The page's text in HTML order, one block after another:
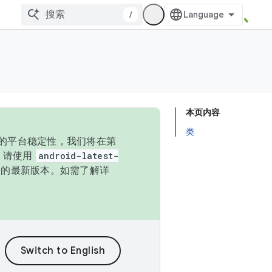
/
本页内容
类
平台稳定性，我们将在第
使用
android-latest-
最新版本。如需了解详